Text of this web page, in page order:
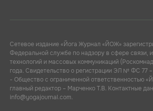
Сетевое издание «Йога Журнал «ЙОЖ»
Федеральной службе по надзору в сфере связи,
технологий и массовых коммуникаций
года. Свидетельство о регистрации ЭЛ № ФС 77 –
- Общество с ограниченной ответственностью
главный редактор – Марченко Т.В. Контактные
info@yogajournal.com.